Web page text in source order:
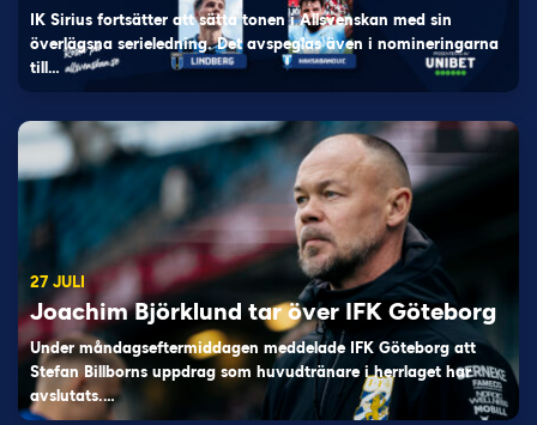
IK Sirius fortsätter att sätta tonen i Allsvenskan med sin
överlägsna serieledning. Det avspeglas även i nomineringarna
till…
27 JULI
Joachim Björklund tar över IFK Göteborg
Under måndagseftermiddagen meddelade IFK Göteborg att
Stefan Billborns uppdrag som huvudtränare i herrlaget har
avslutats.…